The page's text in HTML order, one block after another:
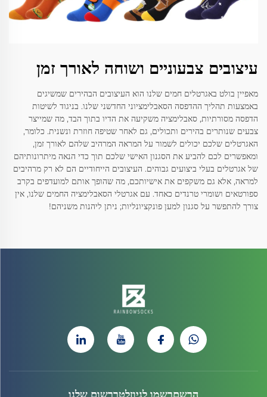
עיצובים צבעוניים ושוחה לאורך זמן
מאפיין בולט באגרטלים חמים שלנו הוא העיצובים הבהירים שמשיגים
באמצעות תהליך ההדפסה הסאבלימציוני החדשני שלנו. בניגוד לשיטות
הדפסה מסורתיות, סאבלימציה משקיעה את הדיו בתוך הבד, מה שמייצר
צבעים שנותרים בהירים ותכולים, גם לאחר שטיפה חוזרת ונשנית. כלומר,
האגרטלים שלכם יכולים לשמור על המראה המרהיב שלהם לאורך זמן,
ומאפשרים לכם להביע את הסגנון האישי שלכם תוך כדי הנאה מיתרונותיהם
של אגרטלים בעלי ביצועים גבוהים. העיצובים הייחודיים הם לא רק מרהיבים
למראה, אלא גם משקפים את אישיותכם, מה שהופך אותם למועדפים בקרב
ספורטאים ושומרי טרנדים כאחד. עם אגרטלי הסאבלימציה החמים שלנו, אין
צורך להתפשר על סגנון למען פונקציונליות; ניתן ליהנות משניהם!